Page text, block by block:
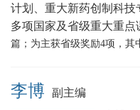
计划、重大新药创制科
多项国家及省级重大重点
篇；为主获省级奖励4项，其
李博 副主编